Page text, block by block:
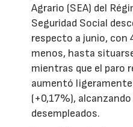
Agrario (SEA) del
Seguridad Social
respecto a junio, con
menos, hasta
mientras que el paro
aumentó
(+0,17%),
desempleados.